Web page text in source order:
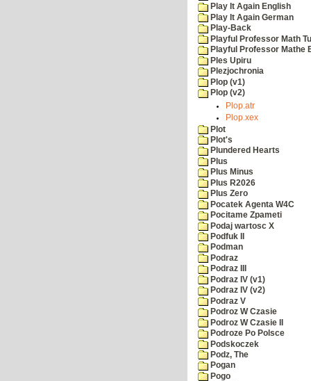
Play It Again English
Play It Again German
Play-Back
Playful Professor Math
Playful Professor Mathe
Ples Upiru
Plezjochronia
Plop (v1)
Plop (v2)
Plop.atr
Plop.xex
Plot
Plot's
Plundered Hearts
Plus
Plus Minus
Plus R2026
Plus Zero
Pocatek Agenta W4C
Pocitame Zpameti
Podaj wartosc X
Podfuk II
Podman
Podraz
Podraz III
Podraz IV (v1)
Podraz IV (v2)
Podraz V
Podroz W Czasie
Podroz W Czasie II
Podroze Po Polsce
Podskoczek
Podz, The
Pogan
Pogo